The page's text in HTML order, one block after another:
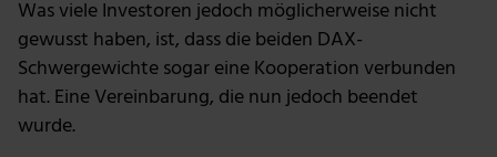
Was viele Investoren jedoch möglicherweise nicht
gewusst haben, ist, dass die beiden DAX-
Schwergewichte sogar eine Kooperation verbunden
hat. Eine Vereinbarung, die nun jedoch beendet
wurde.